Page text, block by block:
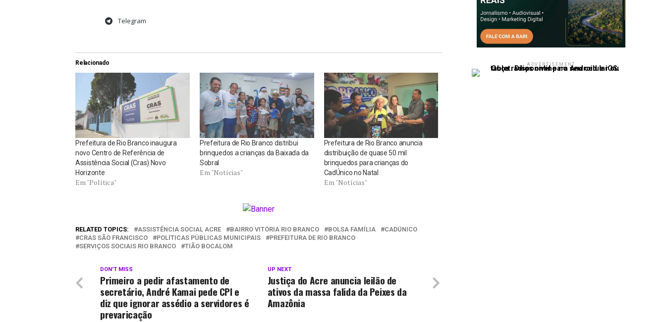
Telegram
Relacionado
Prefeitura de Rio Branco inaugura
novo Centro de Referência de
Assistência Social (Cras) Novo
Horizonte
Em "Política"
Prefeitura de Rio Branco distribui
brinquedos a crianças da Baixada da
Sobral
Em "Notícias"
Prefeitura de Rio Branco anuncia
distribuição de quase 50 mil
brinquedos para crianças do
CadÚnico no Natal
Em "Notícias"
RELATED TOPICS: ASSISTÊNCIA SOCIAL ACRE BAIRRO VITÓRIA RIO BRANCO BOLSA FAMÍLIA
CADÚNICO
CRAS SÃO FRANCISCO
POLÍTICAS PÚBLICAS MUNICIPAIS
PREFEITURA DE RIO BRANCO
SERVIÇOS SOCIAIS RIO BRANCO
TIÃO BOCALOM
UP NEXT
Justiça do Acre anuncia leilão de
ativos da massa falida da Peixes da
Amazônia
DON'T MISS
Primeiro a pedir afastamento de
secretário, André Kamai pede CPI e
diz que ignorar assédio a servidores é
prevaricação
ADVERTISEMENT